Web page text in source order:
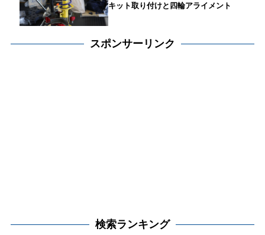
キット取り付けと四輪アライメント
スポンサーリンク
検索ランキング